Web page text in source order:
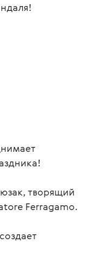
творящий
Ferragamo.